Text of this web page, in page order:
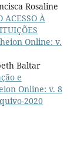
Rosaline
ACESSO À
Online: v.
Baltar
e
Online: v. 8
2020